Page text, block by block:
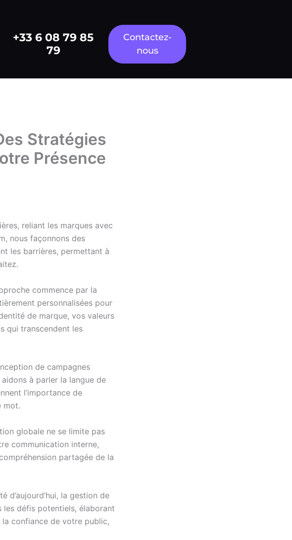
+33 6 08 79 85
79
Contactez-
nous
Stratégies
Présence
reliant les marques avec
nous façonnons des
les barrières, permettant à
commence par la
personnalisées pour
de marque, vos valeurs
qui transcendent les
de campagnes
à parler la langue de
l’importance de
mot.
globale ne se limite pas
communication interne,
partagée de la
d’aujourd’hui, la gestion de
les défis potentiels, élaborant
confiance de votre public,